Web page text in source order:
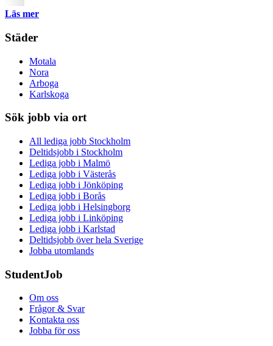
Läs mer
Städer
Motala
Nora
Arboga
Karlskoga
Sök jobb via ort
All lediga jobb Stockholm
Deltidsjobb i Stockholm
Lediga jobb i Malmö
Lediga jobb i Västerås
Lediga jobb i Jönköping
Lediga jobb i Borås
Lediga jobb i Helsingborg
Lediga jobb i Linköping
Lediga jobb i Karlstad
Deltidsjobb över hela Sverige
Jobba utomlands
StudentJob
Om oss
Frågor & Svar
Kontakta oss
Jobba för oss